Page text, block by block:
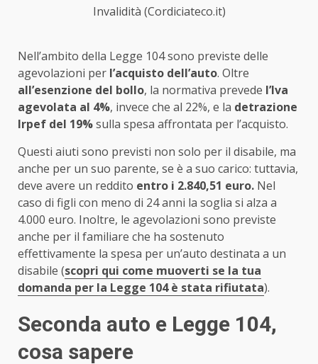
Invalidità (Cordiciateco.it)
Nell’ambito della Legge 104 sono previste delle
agevolazioni per l’acquisto dell’auto. Oltre
all’esenzione del bollo, la normativa prevede l’Iva
agevolata al 4%, invece che al 22%, e la detrazione
Irpef del 19%sulla spesa affrontata per l’acquisto.
Questi aiuti sono previsti non solo per il disabile, ma
anche per un suo parente, se è a suo carico: tuttavia,
deve avere un reddito entro i 2.840,51 euro. Nel
caso di figli con meno di 24 anni la soglia si alza a
4.000 euro. Inoltre, le agevolazioni sono previste
anche per il familiare che ha sostenuto
effettivamente la spesa per un’auto destinata a un
disabile (scopri qui come muoverti se la tua
domanda per la Legge 104 è stata rifiutata).
Seconda auto e Legge 104,
cosa sapere